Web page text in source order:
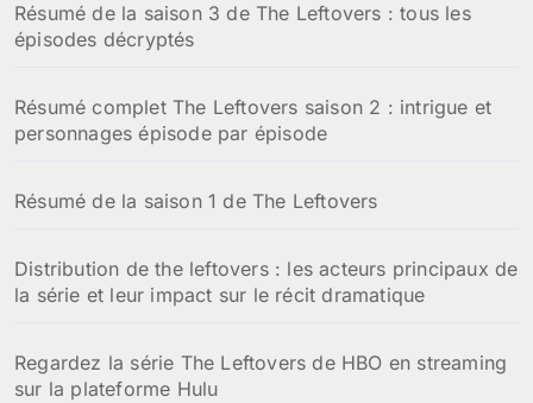
Résumé de la saison 3 de The Leftovers : tous les
épisodes décryptés
Résumé complet The Leftovers saison 2 : intrigue et
personnages épisode par épisode
Résumé de la saison 1 de The Leftovers
Distribution de the leftovers : les acteurs principaux de
la série et leur impact sur le récit dramatique
Regardez la série The Leftovers de HBO en streaming
sur la plateforme Hulu